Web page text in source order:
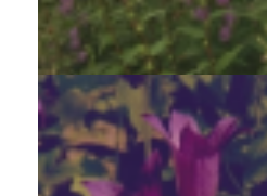
Adenophora